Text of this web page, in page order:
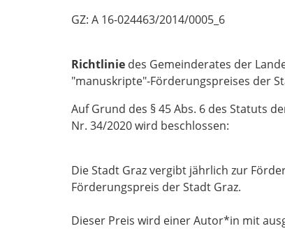
GZ: A 16-024463/2014/0005_6
Richtlinie des Gemeinderates der
"manuskripte"-Förderungspreises der
Auf Grund des § 45 Abs. 6 des Statuts
Nr. 34/2020 wird beschlossen:
Die Stadt Graz vergibt jährlich zur
Förderungspreis der Stadt Graz.
Dieser Preis wird einer Autor*in mit